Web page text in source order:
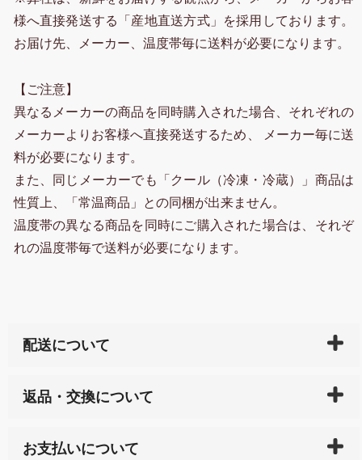
様へ直接発送する「産地直送方式」を採用しております。
お届け先、メーカー、温度帯毎に送料が必要になります。
【ご注意】
異なるメーカーの商品を同時購入された場合、それぞれの
メーカーよりお客様へ直接発送するため、 メーカー毎に送
料が必要になります。
また、同じメーカーでも「クール（冷凍・冷蔵）」商品は
性質上、「常温商品」との同梱が出来ません。
温度帯の異なる商品を同時にご購入された場合は、それぞ
れの温度帯毎で送料が必要になります。
配送について
天ペイ」の方はご注文受付後）、 長崎県下全域に点在
サイト内で購入された商品の送料は、こちらの
全国送
返品・交換について
または配送途中の 事故などで不都合が生じている場合
お支払いについて